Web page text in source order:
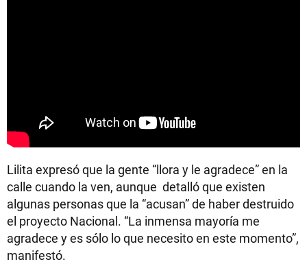
Lilita expresó que la gente “llora y le agradece” en la
calle cuando la ven, aunque detalló que existen
algunas personas que la “acusan” de haber destruido
el proyecto Nacional. “La inmensa mayoría me
agradece y es sólo lo que necesito en este momento”,
manifestó.